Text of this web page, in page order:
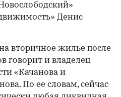
Денис
вторичное жилье после
говорит и владелец
«Качанова и
По ее словам, сейчас